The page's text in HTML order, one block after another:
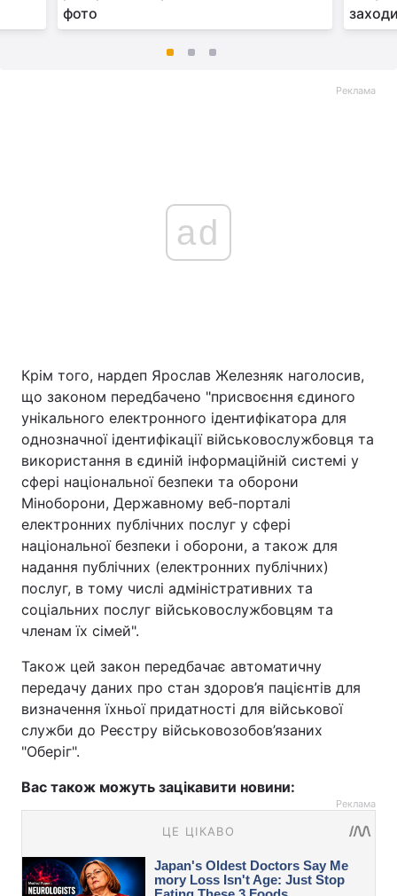
фото
Реклама
ad
Крім того, нардеп Ярослав Железняк наголосив,
що законом передбачено "присвоєння єдиного
унікального електронного ідентифікатора для
однозначної ідентифікації військовослужбовця та
використання в єдиній інформаційній системі у
сфері національної безпеки та оборони
Міноборони, Державному веб-порталі
електронних публічних послуг у сфері
національної безпеки і оборони, а також для
надання публічних (електронних публічних)
послуг, в тому числі адміністративних та
соціальних послуг військовослужбовцям та
членам їх сімей".
Також цей закон передбачає автоматичну
передачу даних про стан здоров’я пацієнтів для
визначення їхньої придатності для військової
служби до Реєстру військовозобов’язаних
"Оберіг".
Вас також можуть зацікавити новини:
Реклама